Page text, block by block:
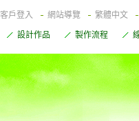
繁體中文
網站導覽
客戶登入
設計作品 製作流程